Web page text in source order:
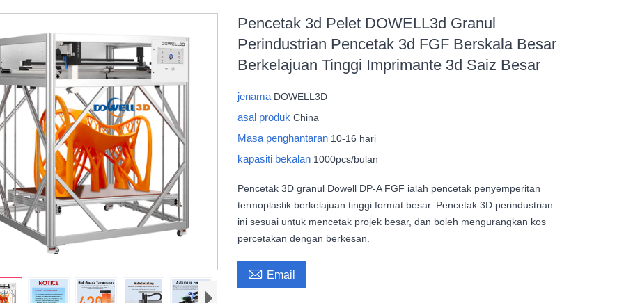
Pencetak 3d Pelet DOWELL3d Granul
Perindustrian Pencetak 3d FGF Berskala Besar
Berkelajuan Tinggi Imprimante 3d Saiz Besar
jenama DOWELL3D
asal produkChina
Masa penghantaran 10-16 hari
kapasiti bekalan 1000pcs/bulan
Pencetak 3D granul Dowell DP-A FGF ialah pencetak penyemperitan
termoplastik berkelajuan tinggi format besar. Pencetak 3D perindustrian
ini sesuai untuk mencetak projek besar, dan boleh mengurangkan kos
percetakan dengan berkesan.
 Email